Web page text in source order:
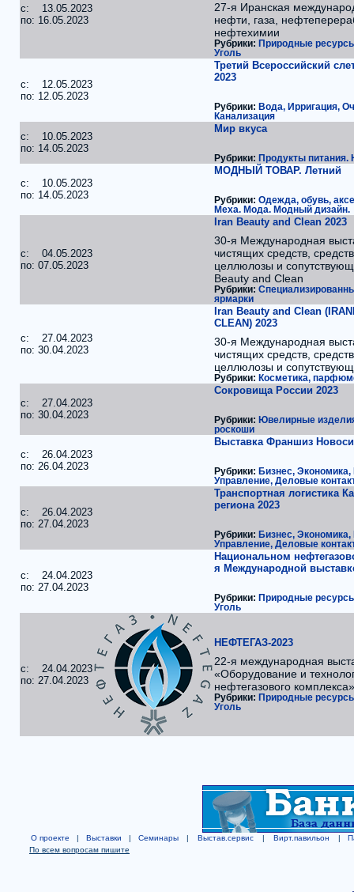
c: 13.05.2023
по: 16.05.2023
27-я Иранская
нефти, газа,
нефтехимии
Рубрики: Природные
Уголь
c: 12.05.2023
по: 12.05.2023
Третий Всероссийский
2023
Рубрики: Вода, Ирригация,
Канализация
c: 10.05.2023
по: 14.05.2023
Мир вкуса
Рубрики: Продукты питания.
c: 10.05.2023
по: 14.05.2023
МОДНЫЙ ТОВАР. Летний
Рубрики: Одежда, обувь,
Меха. Мода. Модный дизайн.
c: 04.05.2023
по: 07.05.2023
Iran Beauty and Clean 2023
30-я Международная
чистящих средств,
целлюлозы и
Beauty and Clean
Рубрики:
ярмарки
c: 27.04.2023
по: 30.04.2023
Iran Beauty and Clean
CLEAN) 2023
30-я Международная
чистящих средств,
целлюлозы и
Рубрики: Косметика,
c: 27.04.2023
по: 30.04.2023
Сокровища России 2023
Рубрики: Ювелирные
роскоши
c: 26.04.2023
по: 26.04.2023
Выставка Франшиз
Рубрики: Бизнес,
Управление, Деловые
c: 26.04.2023
по: 27.04.2023
Транспортная логистика
региона 2023
Рубрики: Бизнес,
Управление, Деловые
c: 24.04.2023
по: 27.04.2023
Национальном
я Международной
Рубрики: Природные
Уголь
c: 24.04.2023
по: 27.04.2023
НЕФТЕГАЗ-2023
22-я международная
«Оборудование и
нефтегазового комплекса»
Рубрики: Природные
Уголь
О проекте | Выставки | Семинары | Выстав.сервис | Вирт.павильон |
По всем вопросам пишите